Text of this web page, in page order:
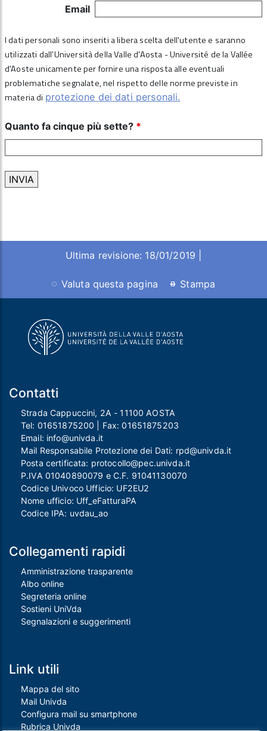
Email
I dati personali sono inseriti a libera scelta dell'utente e saranno
utilizzati dall'Università della Valle d'Aosta - Université de la Vallée
d'Aoste unicamente per fornire una risposta alle eventuali
problematiche segnalate, nel rispetto delle norme previste in
materia di protezione dei dati personali.
Quanto fa cinque più sette? *
Ultima revisione: 18/01/2019 |
Valuta questa pagina Stampa
Contatti
Strada Cappuccini, 2A - 11100 AOSTA
Tel: 01651875200 | Fax:01651875203
Email: info@univda.it
Mail Responsabile Protezione dei Dati: rpd@univda.it
Posta certificata: protocollo@pec.univda.it
P.IVA 01040890079 e C.F. 91041130070
Codice Univoco Ufficio: UF2EU2
Nome ufficio: Uff_eFatturaPA
Codice IPA: uvdau_ao
Collegamenti rapidi
Amministrazione trasparente
Albo online
Segreteria online
Sostieni UniVda
Segnalazioni e suggerimenti
Link utili
Mappa del sito
Mail Univda
Configura mail su smartphone
Rubrica Univda